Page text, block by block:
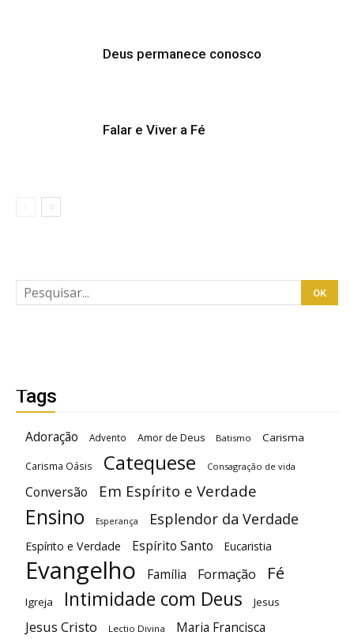
Deus permanece conosco
Falar e Viver a Fé
Tags
Adoração Advento Amor de Deus Batismo Carisma
Carisma Oásis Catequese Consagração de vida
Conversão Em Espírito e Verdade
Ensino Esperança Esplendor da Verdade
Espírito e Verdade Espírito Santo Eucaristia
Evangelho Família Formação Fé
Igreja Intimidade com Deus Jesus
Jesus Cristo Lectio Divina Maria Francisca